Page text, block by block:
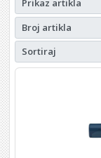
Prikaz artikla
Broj artikla
Sortiraj